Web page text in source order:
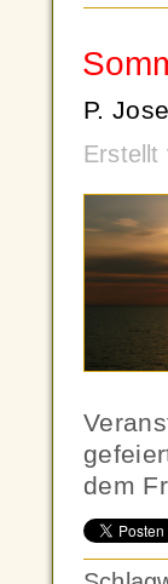
P.
Erstellt
dem